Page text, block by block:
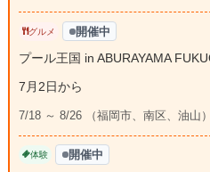
グルメ 開催中
プール王国 in ABURAYAMA
7月2日から
7/18 ～ 8/26 （福岡市、南区、油山）
体験 開催中